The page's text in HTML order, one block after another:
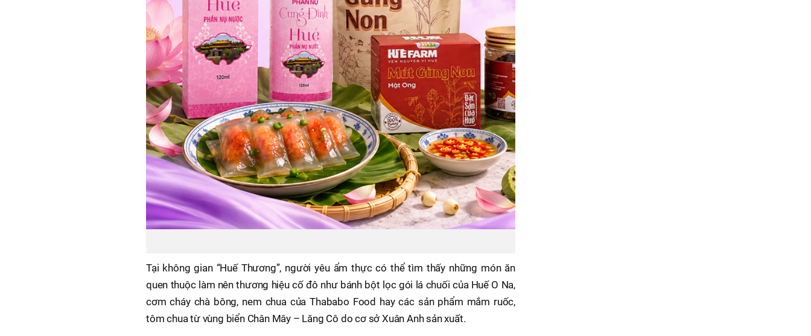
Tại không gian “Huế Thương”, người yêu ẩm thực có thể tìm thấy những món ăn
quen thuộc làm nên thương hiệu cố đô như bánh bột lọc gói lá chuối của Huế O Na,
cơm cháy chà bông, nem chua của Thababo Food hay các sản phẩm mắm ruốc,
tôm chua từ vùng biển Chân Mây – Lăng Cô do cơ sở Xuân Anh sản xuất.